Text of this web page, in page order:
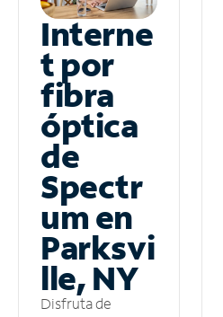
Interne
t por
fibra
óptica
de
Spectr
um en
Parksvi
lle, NY
Disfruta de